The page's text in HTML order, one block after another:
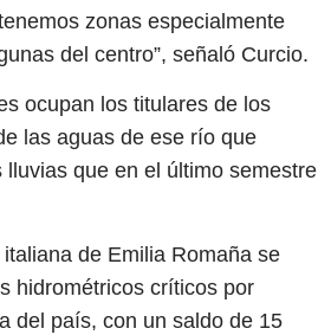
zonas especialmente
del centro”, señaló Curcio.
ocupan los titulares de los
las aguas de ese río que
que en el último semestre
de Emilia Romaña se
hidrométricos críticos por
del país, con un saldo de 15